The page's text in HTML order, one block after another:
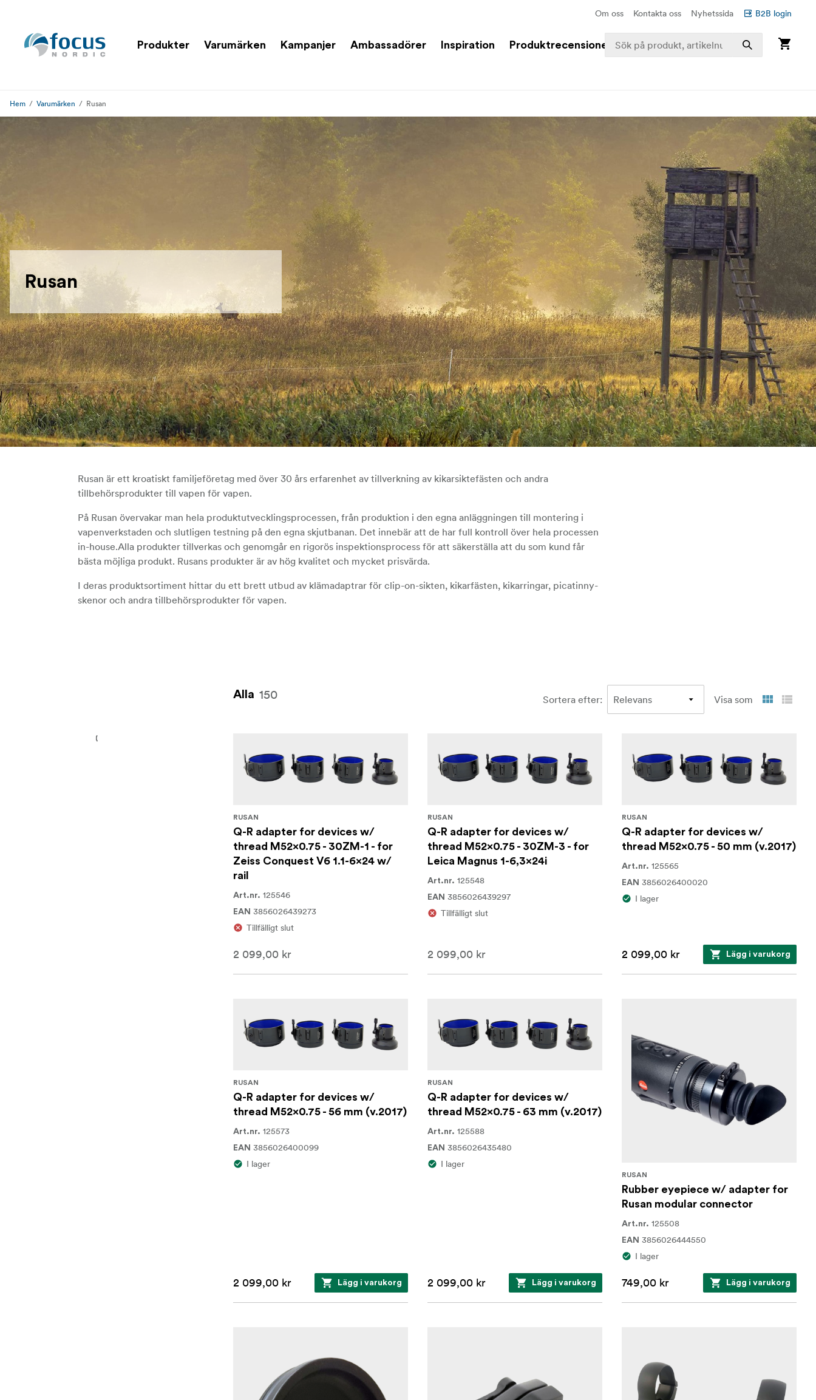
Om oss Kontakta oss Nyhetssida B2B login
Produkter Varumärken Kampanjer Ambassadörer Inspiration Produktrecensioner
Hem Varumärken Rusan
Rusan
Rusan är ett kroatiskt familjeföretag med över 30 års erfarenhet av tillverkning av kikarsiktefästen och andra
tillbehörsprodukter till vapen för vapen.
På Rusan övervakar man hela produktutvecklingsprocessen, från produktion i den egna anläggningen till montering i
vapenverkstaden och slutligen testning på den egna skjutbanan. Det innebär att de har full kontroll över hela processen
in-house.Alla produkter tillverkas och genomgår en rigorös inspektionsprocess för att säkerställa att du som kund får
bästa möjliga produkt. Rusans produkter är av hög kvalitet och mycket prisvärda.
I deras produktsortiment hittar du ett brett utbud av klämadaptrar för clip-on-sikten, kikarfästen, kikarringar, picatinny-
skenor och andra tillbehörsprodukter för vapen.
Alla 150 Sortera efter: Visa som
RUSAN
Q-R adapter for devices w/
thread M52x0.75 - 30ZM-1 - for
Zeiss Conquest V6 1.1-6x24 w/
rail
Art.nr. 125546
EAN 3856026439273
Tillfälligt slut
2 099,00 kr
RUSAN
Q-R adapter for devices w/
thread M52x0.75 - 30ZM-3 - for
Leica Magnus 1-6,3x24i
Art.nr. 125548
EAN 3856026439297
Tillfälligt slut
2 099,00 kr
RUSAN
Q-R adapter for devices w/
thread M52x0.75 - 50 mm (v.2017)
Art.nr. 125565
EAN 3856026400020
I lager
2 099,00 kr Lägg i varukorg
RUSAN
Q-R adapter for devices w/
thread M52x0.75 - 56 mm (v.2017)
Art.nr. 125573
EAN 3856026400099
I lager
2 099,00 kr Lägg i varukorg
RUSAN
Q-R adapter for devices w/
thread M52x0.75 - 63 mm (v.2017)
Art.nr. 125588
EAN 3856026435480
I lager
2 099,00 kr Lägg i varukorg
RUSAN
Rubber eyepiece w/ adapter for
Rusan modular connector
Art.nr. 125508
EAN 3856026444550
I lager
749,00 kr Lägg i varukorg